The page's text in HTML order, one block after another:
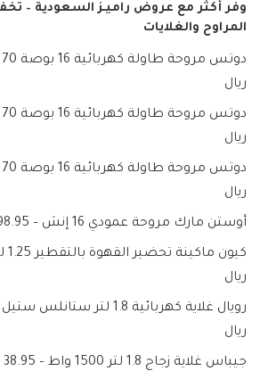
وفر أكثر مع عروض راميـز السعودية –
المراوح والغلايات
ريال
ريال
ريال
أوستن مارك مروحة عمودي 16 إنش – 98.95 ريال
ريال
ريال
جيباس غلاية زجاج 1.8 لتر 1500 واط – 38.95 ريال